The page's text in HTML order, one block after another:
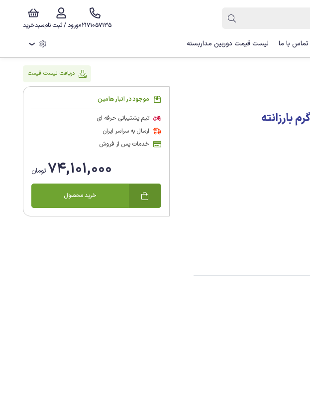
سبدخریدورود / ثبت نام02171057135
تماس با ما لیست قیمت دوربین مداربسته ❯
دریافت لیست قیمت
موجود در انبار هامین
تیم پشتیبانی حرفه ای
ارسال به سراسر ایران
خدمات پس از فروش
74,101,000 تومان
خرید محصول